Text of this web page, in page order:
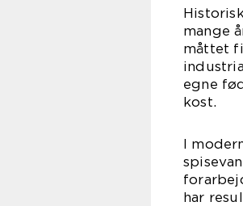
mange
måttet
egne
kost.
I
har